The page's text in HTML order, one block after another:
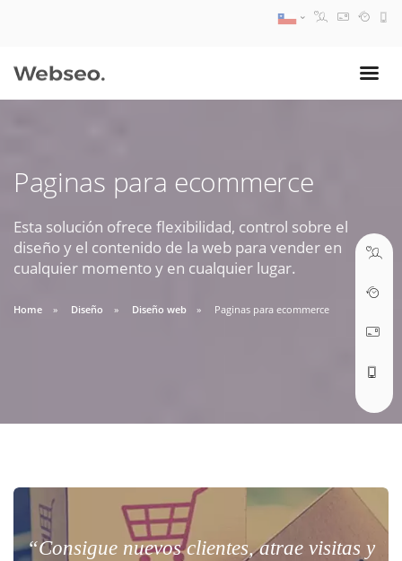
Paginas para ecommerce
Esta solución ofrece flexibilidad, control sobre el
diseño y el contenido de la web para vender en
cualquier momento y en cualquier lugar.
Home Diseño Diseño web Paginas para ecommerce
“Consigue nuevos clientes, atrae visitas y
09:30 AM A 18:30 PM
soporte@webseo.cl
ABRIR TICKET